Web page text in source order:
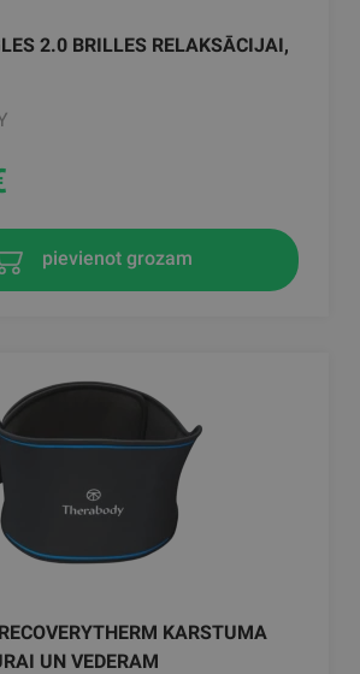
2.0 BRILLES RELAKSĀCIJAI,
pievienot grozam
KARSTUMA
UN VEDERAM